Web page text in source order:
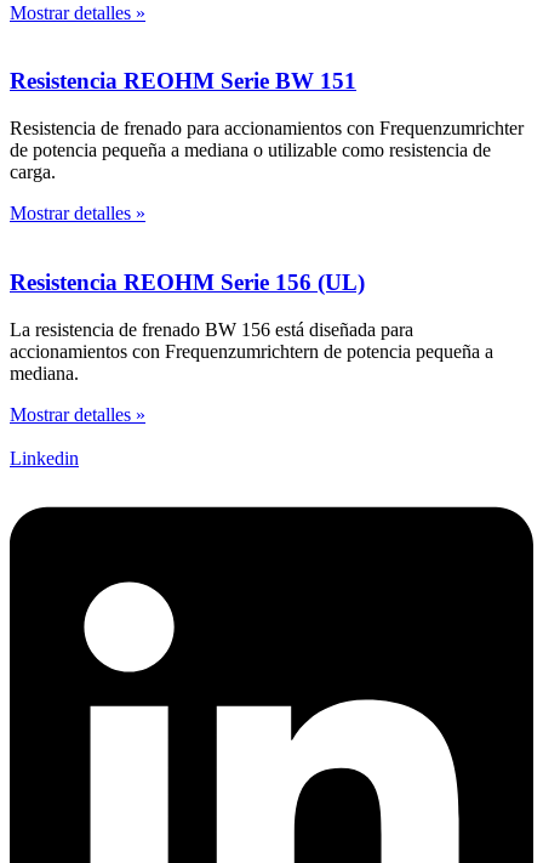
Mostrar detalles »
Resistencia REOHM Serie BW 151
Resistencia de frenado para accionamientos con Frequenzumrichter
de potencia pequeña a mediana o utilizable como resistencia de
carga.
Mostrar detalles »
Resistencia REOHM Serie 156 (UL)
La resistencia de frenado BW 156 está diseñada para
accionamientos con Frequenzumrichtern de potencia pequeña a
mediana.
Mostrar detalles »
Linkedin